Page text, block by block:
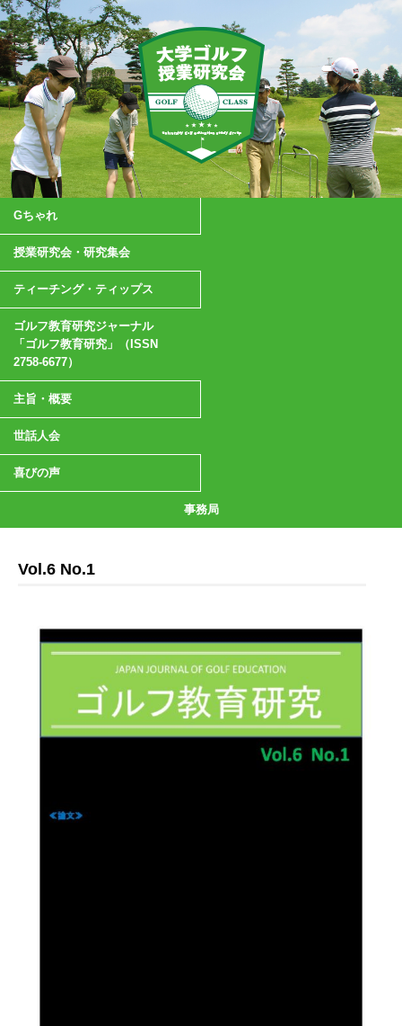
Gちゃれ
授業研究会・研究集会
ティーチング・ティップス
ゴルフ教育研究ジャーナル
「ゴルフ教育研究」（ISSN
2758-6677）
主旨・概要
世話人会
喜びの声
事務局
Vol.6 No.1